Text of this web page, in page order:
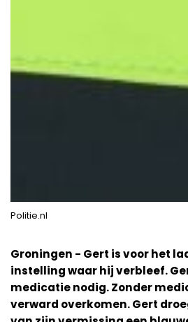
Politie.nl
Groningen - Gert is voor het
instelling waar hij verbleef.
medicatie nodig. Zonder
verward overkomen. Gert